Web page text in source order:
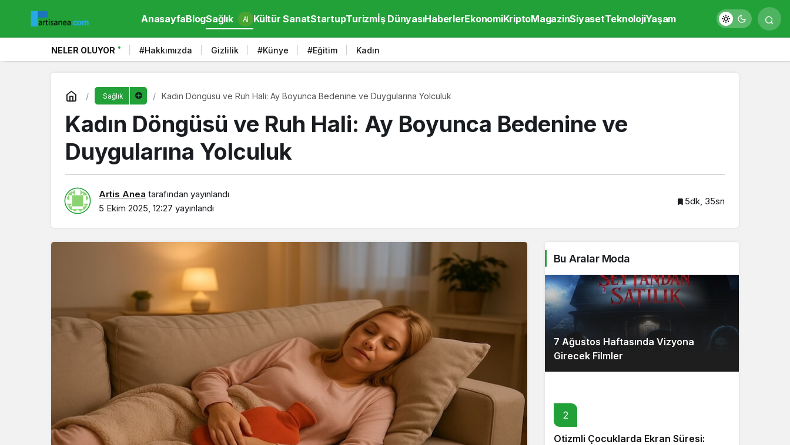
AnasayfaBlogSağlık AI Kültür SanatStartupTurizmİş DünyasıHaberlerEkonomiKriptoMagazinSiyasetTeknolojiYaşam
NELER OLUYOR #Hakkımızda Gizlilik #Künye #Eğitim Kadın
Sağlık Kadın Döngüsü ve Ruh Hali: Ay Boyunca Bedenine ve Duygularına Yolculuk
Kadın Döngüsü ve Ruh Hali: Ay Boyunca Bedenine ve
Duygularına Yolculuk
Artis Anea tarafından yayınlandı
5 Ekim 2025, 12:27 yayınlandı
5dk, 35sn
Bu Aralar Moda
7 Ağustos Haftasında Vizyona
Girecek Filmler
2
Otizmli Çocuklarda Ekran Süresi: